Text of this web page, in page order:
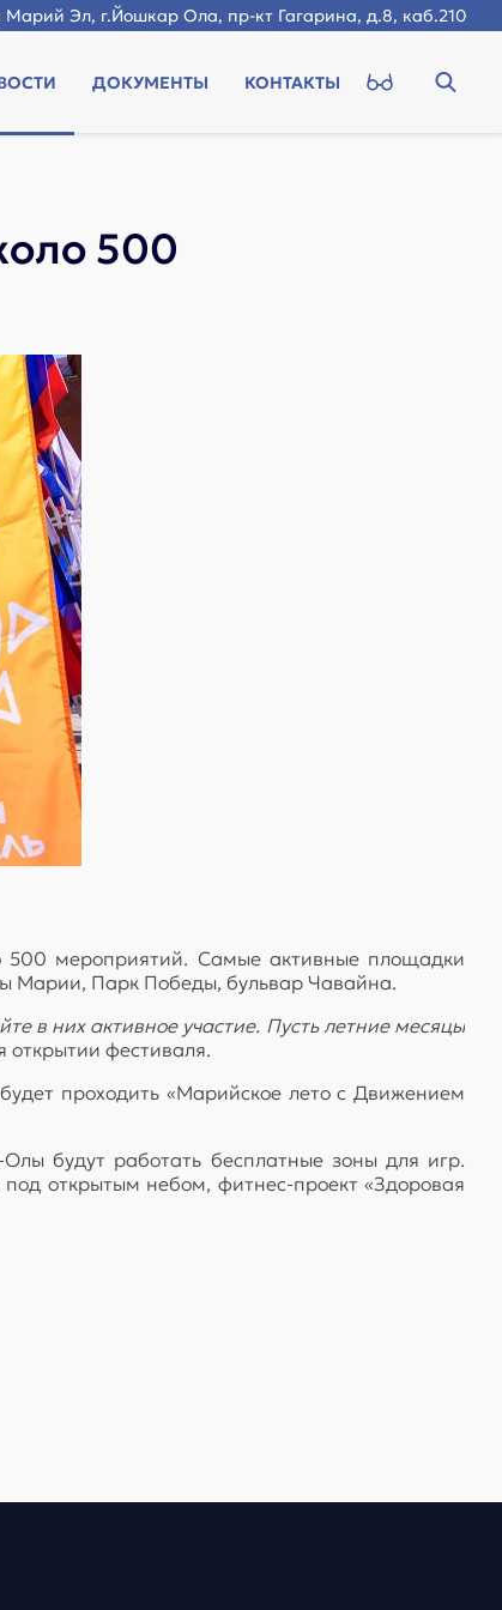
Марий Эл, г.Йошкар Ола, пр-кт Гагарина, д.8, каб.210
ДОКУМЕНТЫ КОНТАКТЫ
500
500 мероприятий. Самые активные площадки
Марии, Парк Победы, бульвар Чавайна.
в них активное участие. Пусть летние месяцы
фестиваля.
проходить «Марийское лето с Движением
будут работать бесплатные зоны для игр.
открытым небом, фитнес-проект «Здоровая